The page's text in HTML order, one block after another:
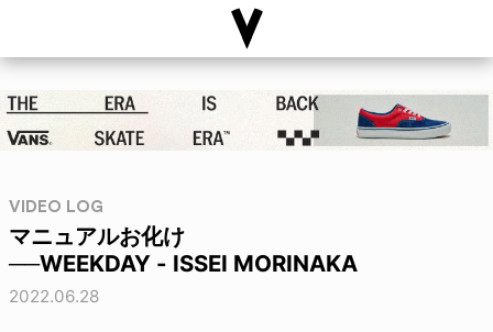
VIDEO LOG
マニュアルお化け
──WEEKDAY - ISSEI MORINAKA
2022.06.28